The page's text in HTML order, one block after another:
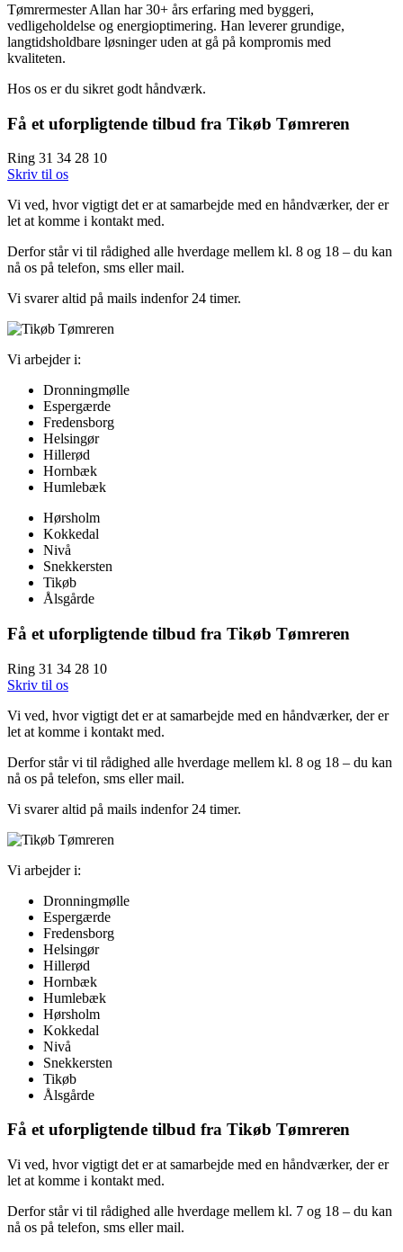
Tømrermester Allan har 30+ års erfaring med byggeri,
vedligeholdelse og energioptimering. Han leverer grundige,
langtidsholdbare løsninger uden at gå på kompromis med
kvaliteten.
Hos os er du sikret godt håndværk.
Få et uforpligtende tilbud fra Tikøb Tømreren
Ring 31 34 28 10
Skriv til os
Vi ved, hvor vigtigt det er at samarbejde med en håndværker, der er
let at komme i kontakt med.
Derfor står vi til rådighed alle hverdage mellem kl. 8 og 18 – du kan
nå os på telefon, sms eller mail.
Vi svarer altid på mails indenfor 24 timer.
Vi arbejder i:
Dronningmølle
Espergærde
Fredensborg
Helsingør
Hillerød
Hornbæk
Humlebæk
Hørsholm
Kokkedal
Nivå
Snekkersten
Tikøb
Ålsgårde
Få et uforpligtende tilbud fra Tikøb Tømreren
Ring 31 34 28 10
Skriv til os
Vi ved, hvor vigtigt det er at samarbejde med en håndværker, der er
let at komme i kontakt med.
Derfor står vi til rådighed alle hverdage mellem kl. 8 og 18 – du kan
nå os på telefon, sms eller mail.
Vi svarer altid på mails indenfor 24 timer.
Vi arbejder i:
Dronningmølle
Espergærde
Fredensborg
Helsingør
Hillerød
Hornbæk
Humlebæk
Hørsholm
Kokkedal
Nivå
Snekkersten
Tikøb
Ålsgårde
Få et uforpligtende tilbud fra Tikøb Tømreren
Vi ved, hvor vigtigt det er at samarbejde med en håndværker, der er
let at komme i kontakt med.
Derfor står vi til rådighed alle hverdage mellem kl. 7 og 18 – du kan
nå os på telefon, sms eller mail.